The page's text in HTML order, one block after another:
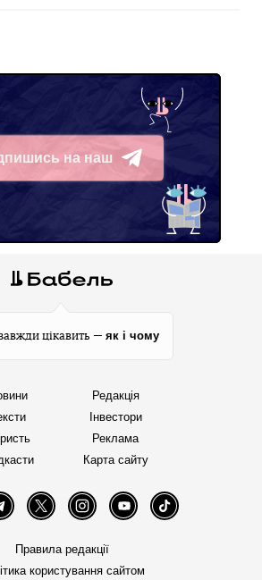
на наш
цікавить — як і чому
Редакція
Інвестори
Реклама
Карта сайту
TelegramTwitter InstagramYouTube TikTok
Правила редакції
користування сайтом